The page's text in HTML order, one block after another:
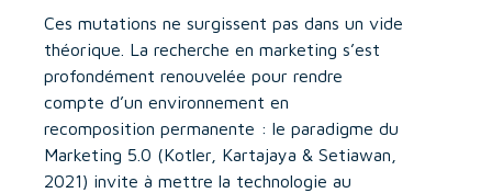
Ces mutations ne surgissent pas dans un vide
théorique. La recherche en marketing s’est
profondément renouvelée pour rendre
compte d’un environnement en
recomposition permanente : le paradigme du
Marketing 5.0 (Kotler, Kartajaya & Setiawan,
2021) invite à mettre la technologie au